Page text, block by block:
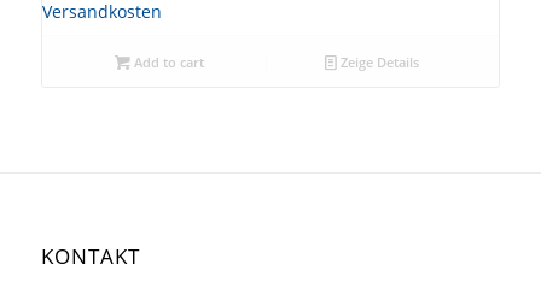
Versandkosten
Add to cart Zeige Details
KONTAKT